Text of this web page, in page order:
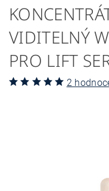
VIDITELNÝ
PRO LIFT
2